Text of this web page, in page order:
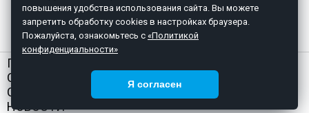
ГЛАВНАЯ
О НАС
СТАТЬИ
НОВОСТИ
повышения удобства использования сайта. Вы можете
запретить обработку cookies в настройках браузера.
Пожалуйста, ознакомьтесь с «Политикой
конфиденциальности»
Я согласен